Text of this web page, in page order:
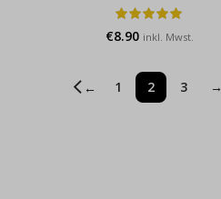
€8.90 inkl. Mwst.
← 1 2 3 →